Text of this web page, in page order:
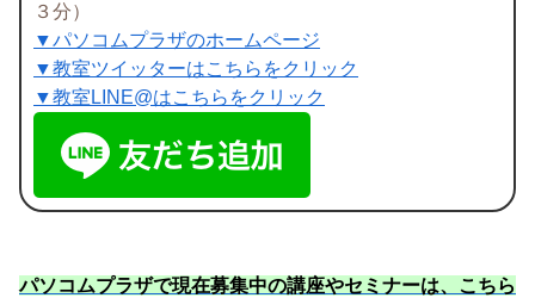
３分）
▼パソコムプラザのホームページ
▼教室ツイッターはこちらをクリック
▼教室LINE@はこちらをクリック
パソコムプラザで現在募集中の講座やセミナーは、こちら